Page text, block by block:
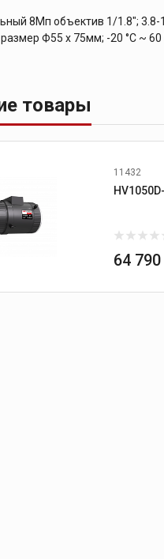
8Мп объектив 1/1.8"; 3.8-
Ф55 х 75мм; -20 °C ~ 60
товары
11432
64